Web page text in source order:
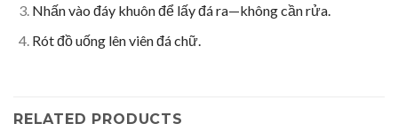
Nhấn vào đáy khuôn để lấy đá ra—không cần rửa.
Rót đồ uống lên viên đá chữ.
RELATED PRODUCTS